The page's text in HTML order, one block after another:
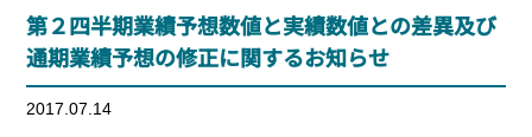
第２四半期業績予想数値と実績数値との差異及び
通期業績予想の修正に関するお知らせ
2017.07.14